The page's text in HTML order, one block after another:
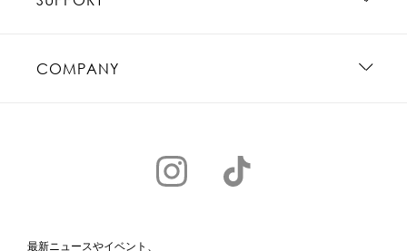
COMPANY
最新ニュースやイベント、